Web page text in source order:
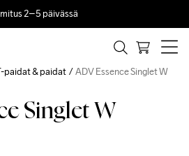
2–5 päivässä
Singlet W
paidat & paidat ADV Essence Singlet W